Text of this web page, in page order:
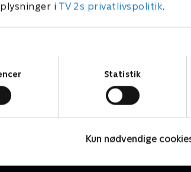
i TV 2s privatlivspolitik.
Statistik
Kun nødvendige